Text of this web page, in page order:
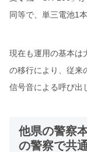
同等で、単三電池1
現在も運用の基本は
の移行により、従来
信号音による呼び出
他県の警察
の警察で共